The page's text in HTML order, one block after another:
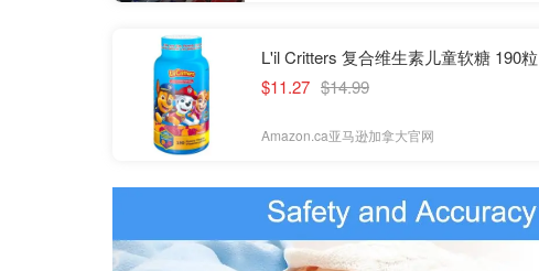
L'il Critters 复合维生素儿童软糖 190粒
$11.27 $14.99
Amazon.ca亚马逊加拿大官网